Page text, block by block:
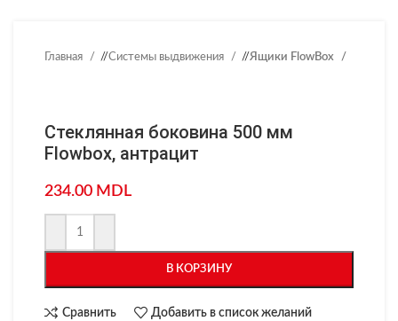
Главная / Системы выдвижения / Ящики FlowBox
Стеклянная боковина 500 мм
Flowbox, антрацит
234.00 MDL
В КОРЗИНУ
Сравнить Добавить в список желаний